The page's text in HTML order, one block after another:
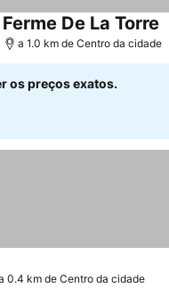
De La Torre
a 1.0 km de Centro da cidade
os preços exatos.
0.4 km de Centro da cidade